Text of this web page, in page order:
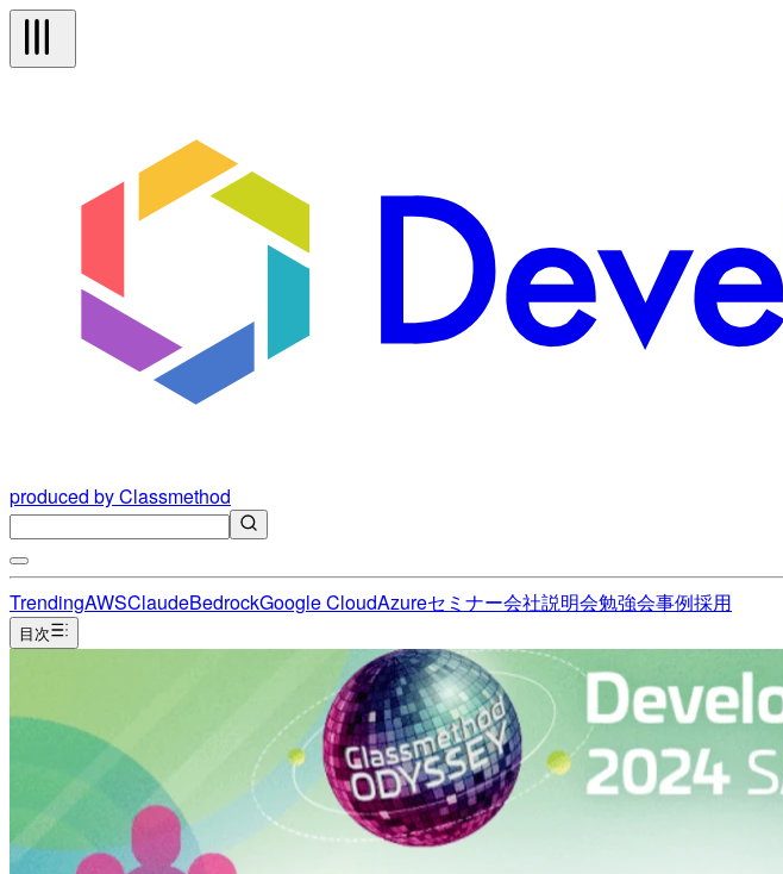
produced by Classmethod
TrendingAWSClaudeBedrockGoogle CloudAzureセミナー会社説明会勉強会事例採用
目次